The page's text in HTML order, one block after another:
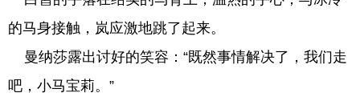
的马身接触，岚应激地跳了起来。
曼纳莎露出讨好的笑容：“既然事情解决了，我们走
吧，小马宝莉。”